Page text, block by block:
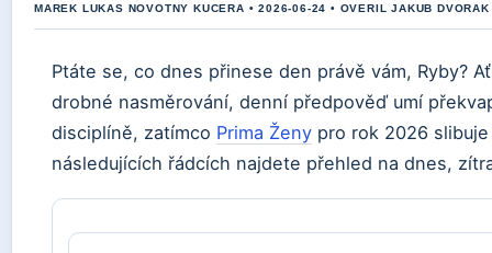
MAREK LUKAS NOVOTNY KUCERA • 2026-06-24 • OVERIL JAKUB DVORAK
Ptáte se, co dnes přinese den právě vám, Ryby?
drobné nasměrování, denní předpověď umí
disciplíně, zatímco Prima Ženy pro rok 2026
následujících řádcích najdete přehled na dnes,